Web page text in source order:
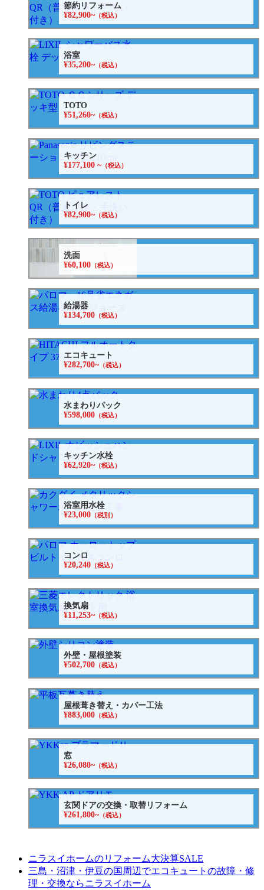
節約リフォーム
¥82,900~（税込）
浴室
¥35,200~（税込）
TOTO
¥51,260~（税込）
キッチン
¥177,100 ~（税込）
トイレ
¥82,900~（税込）
洗面
¥60,100 （税込）
給湯器
¥134,700 （税込）
エコキュート
¥282,700~（税込）
水まわりパック
¥598,000 （税込）
キッチン水栓
¥62,920~（税込）
浴室用水栓
¥23,000 （税別）
コンロ
¥20,240 （税込）
換気扇
¥11,253~（税込）
外壁・屋根塗装
¥502,700 （税込）
屋根葺き替え・カバー工法
¥883,000 （税込）
窓
¥26,080~（税込）
玄関ドアの交換・取替リフォーム
¥261,800~（税込）
ニラスイホームのリフォーム大決算SALE
三島・沼津・伊豆の国周辺でエコキュートの故障・修
理・交換ならニラスイホーム